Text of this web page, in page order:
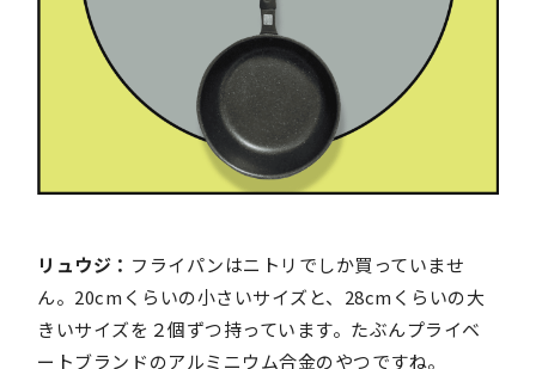
リュウジ： フライパンはニトリでしか買っていませ
ん。20cmくらいの小さいサイズと、28cmくらいの大
きいサイズを２個ずつ持っています。たぶんプライベ
ートブランドのアルミニウム合金のやつですね。